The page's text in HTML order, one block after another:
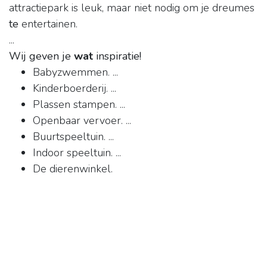
attractiepark is leuk, maar niet nodig om je dreumes
te entertainen.
...
Wij geven je wat inspiratie!
Babyzwemmen. ...
Kinderboerderij. ...
Plassen stampen. ...
Openbaar vervoer. ...
Buurtspeeltuin. ...
Indoor speeltuin. ...
De dierenwinkel.